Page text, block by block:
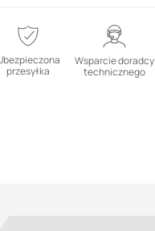
przesyłka
Wsparcie doradcy
technicznego